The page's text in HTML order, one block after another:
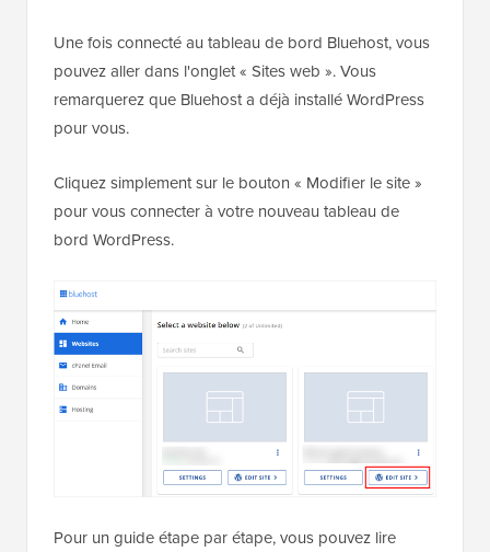
Une fois connecté au tableau de bord Bluehost, vous
pouvez aller dans l'onglet « Sites web ». Vous
remarquerez que Bluehost a déjà installé WordPress
pour vous.
Cliquez simplement sur le bouton « Modifier le site »
pour vous connecter à votre nouveau tableau de
bord WordPress.
Pour un guide étape par étape, vous pouvez lire